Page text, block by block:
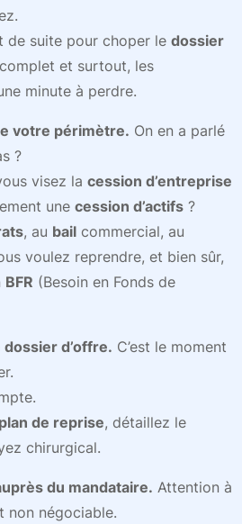
de suite pour choper le dossier
complet et surtout, les
minute à perdre.
votre périmètre. On en a parlé
?
visez la cession d’entreprise
une cession d’actifs ?
, au bail commercial, au
voulez reprendre, et bien sûr,
BFR (Besoin en Fonds de
d’offre. C’est le moment
plan de reprise, détaillez le
chirurgical.
du mandataire. Attention à
non négociable.